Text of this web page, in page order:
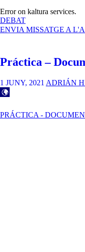
Error on kaltura services.
DEBATA
DOCUMENTO
ENVIA MISSATGE A
Práctica –
1 JUNY, 2021 ADRIÁN
PRÁCTICA -